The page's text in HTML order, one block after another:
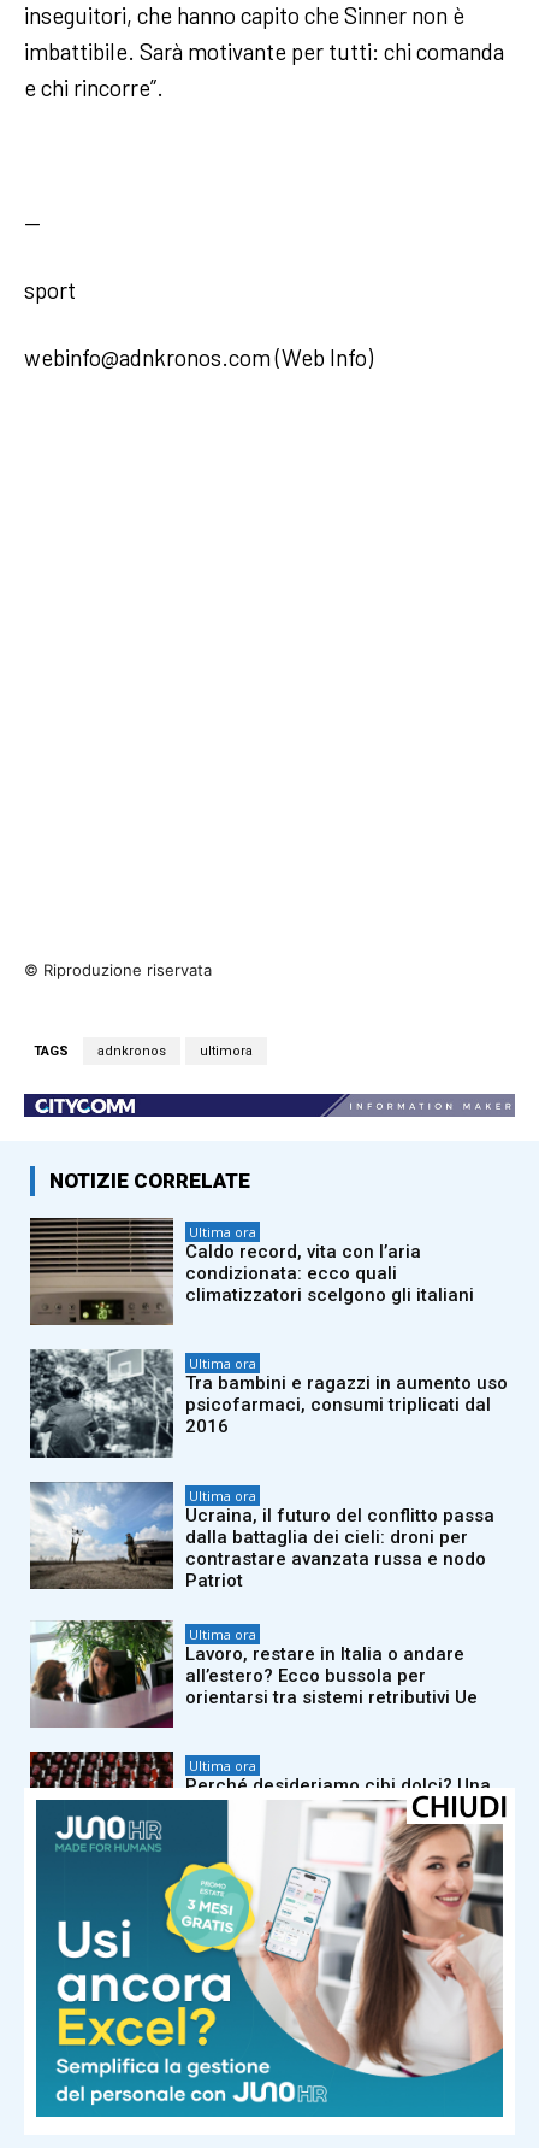
inseguitori, che hanno capito che Sinner non è
imbattibile. Sarà motivante per tutti: chi comanda
e chi rincorre”.
—
sport
webinfo@adnkronos.com (Web Info)
© Riproduzione riservata
TAGS adnkronos ultimora
NOTIZIE CORRELATE
Ultima ora
Caldo record, vita con l’aria
condizionata: ecco quali
climatizzatori scelgono gli italiani
Ultima ora
Tra bambini e ragazzi in aumento uso
psicofarmaci, consumi triplicati dal
2016
Ultima ora
Ucraina, il futuro del conflitto passa
dalla battaglia dei cieli: droni per
contrastare avanzata russa e nodo
Patriot
Ultima ora
Lavoro, restare in Italia o andare
all’estero? Ecco bussola per
orientarsi tra sistemi retributivi Ue
Ultima ora
Perché desideriamo cibi dolci? Una
risposta c’è e non è quella che
Ultima ora
Caldo africano, tregua vicina? Nel
weekend scendono i bollini rossi,
sabato allerta in 21 città
Ultima ora
Ossa fragili dopo i 30 anni? Ecco i
cibi che possono fare davvero la
differenza